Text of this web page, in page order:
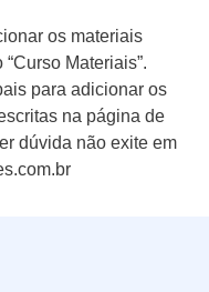
os materiais
Materiais”.
para adicionar os
na página de
dúvida não exite em